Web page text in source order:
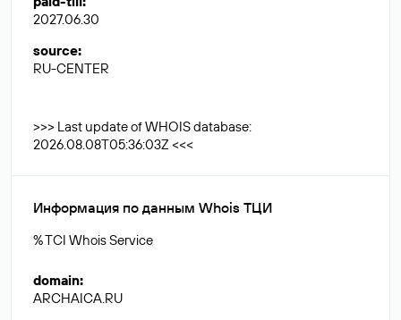
2027.06.30
source:
RU-CENTER
>>> Last update of WHOIS database:
2026.08.08T05:36:03Z <<<
Информация по данным Whois ТЦИ
% TCI Whois Service
domain:
ARCHAICA.RU